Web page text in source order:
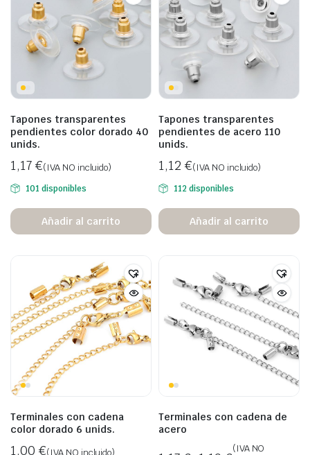
Tapones transparentes
pendientes color dorado 40
unids.
1,17 €(IVA NO incluido)
101 disponibles
Añadir al carrito
Tapones transparentes
pendientes de acero 110
unids.
1,12 €(IVA NO incluido)
112 disponibles
Añadir al carrito
Terminales con cadena
color dorado 6 unids.
1,00 €(IVA NO incluido)
Terminales con cadena de
acero
(IVA NO